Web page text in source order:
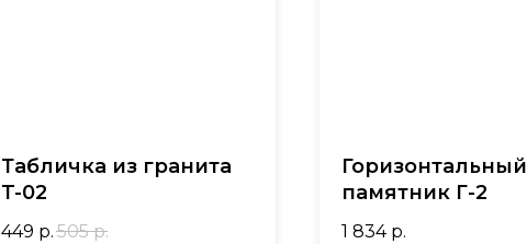
Табличка из гранита
T-02
449 р. 505 р.
Горизонтальный
памятник Г-2
1 834 р.